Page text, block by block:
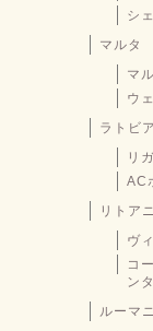
シ
マルタ
マ
ウ
ラトビア
リ
AC
リトア
ヴ
コ
ン
ルーマ